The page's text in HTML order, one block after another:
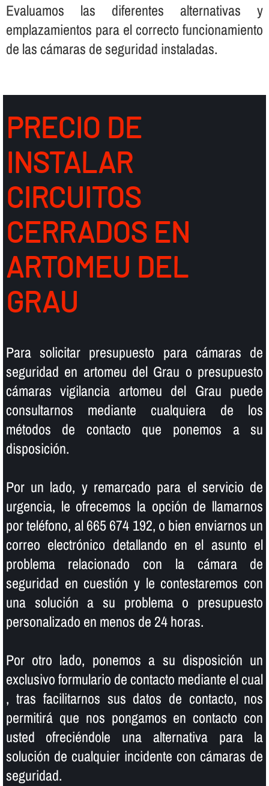
Evaluamos las diferentes alternativas y
emplazamientos para el correcto funcionamiento
de las cámaras de seguridad instaladas.
PRECIO DE
INSTALAR
CIRCUITOS
CERRADOS EN
ARTOMEU DEL
GRAU
Para solicitar presupuesto para cámaras de
seguridad en artomeu del Grau o presupuesto
cámaras vigilancia artomeu del Grau puede
consultarnos mediante cualquiera de los
métodos de contacto que ponemos a su
disposición.
Por un lado, y remarcado para el servicio de
urgencia, le ofrecemos la opción de llamarnos
por teléfono, al 665 674 192, o bien enviarnos un
correo electrónico detallando en el asunto el
problema relacionado con la cámara de
seguridad en cuestión y le contestaremos con
una solución a su problema o presupuesto
personalizado en menos de 24 horas.
Por otro lado, ponemos a su disposición un
exclusivo formulario de contacto mediante el cual
, tras facilitarnos sus datos de contacto, nos
permitirá que nos pongamos en contacto con
usted ofreciéndole una alternativa para la
solución de cualquier incidente con cámaras de
seguridad.